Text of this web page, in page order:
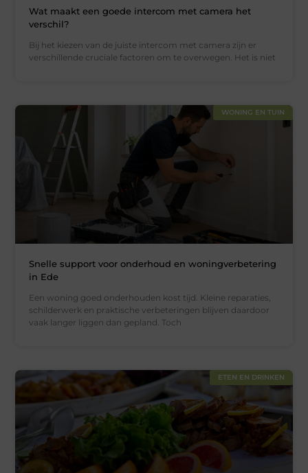
Wat maakt een goede intercom met camera het
verschil?
Bij het kiezen van de juiste intercom met camera zijn er
verschillende cruciale factoren om te overwegen. Het is niet
WONING EN TUIN
Snelle support voor onderhoud en woningverbetering
in Ede
Een woning goed onderhouden kost tijd. Kleine reparaties,
schilderwerk en praktische verbeteringen blijven daardoor
vaak langer liggen dan gepland. Toch
ETEN EN DRINKEN